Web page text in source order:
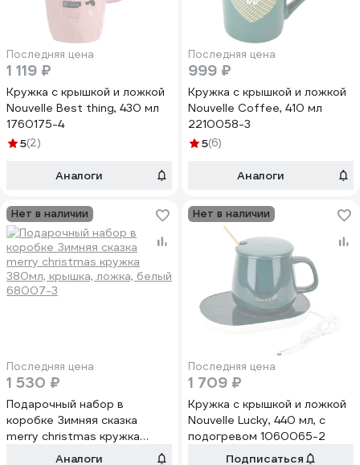
Последняя цена
1 119 ₽
Кружка с крышкой и ложкой
Nouvelle Best thing, 430 мл
1760175-4
5(2)
Аналоги
Последняя цена
999 ₽
Кружка с крышкой и ложкой
Nouvelle Coffee, 410 мл
2210058-3
5(6)
Аналоги
Нет в наличии
Последняя цена
1 530 ₽
Подарочный набор в
коробке Зимняя сказка
merry christmas кружка
380мл, крышка, ложка, белый
Аналоги
Нет в наличии
Последняя цена
1 709 ₽
Кружка с крышкой и ложкой
Nouvelle Lucky, 440 мл, с
подогревом 1060065-2
Подписаться